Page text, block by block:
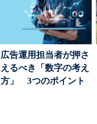
広告運用担当者が押さ
えるべき「数字の考え
方」 3つのポイント